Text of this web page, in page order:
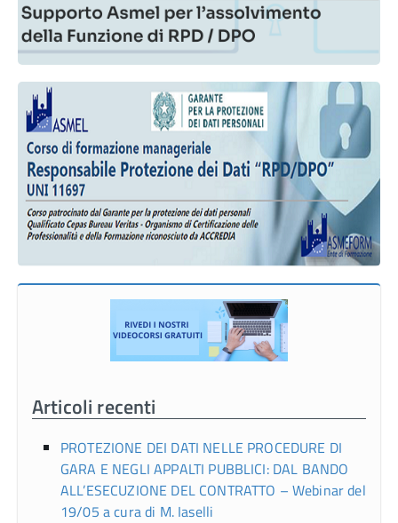
Articoli recenti
PROTEZIONE DEI DATI NELLE PROCEDURE DI
GARA E NEGLI APPALTI PUBBLICI: DAL BANDO
ALL’ESECUZIONE DEL CONTRATTO – Webinar del
19/05 a cura di M. Iaselli